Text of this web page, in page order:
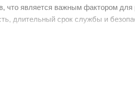
что является важным фактором для
длительный срок службы и
большую часть